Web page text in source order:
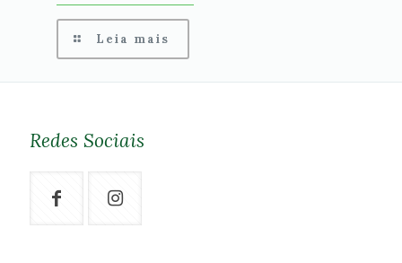
Leia mais
Redes Sociais